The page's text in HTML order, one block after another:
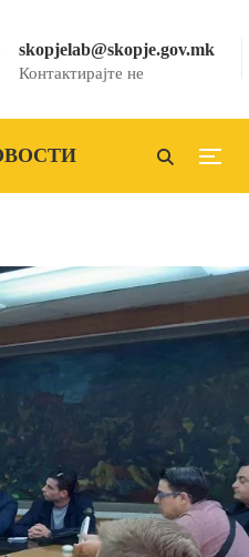
skopjelab@skopje.gov.mk
Контактирајте не